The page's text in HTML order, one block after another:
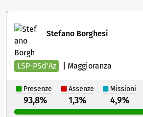
Stefano Borghesi
LSP-PSd'Az Maggioranza
Presenze Assenze Missioni
93,8% 1,3% 4,9%